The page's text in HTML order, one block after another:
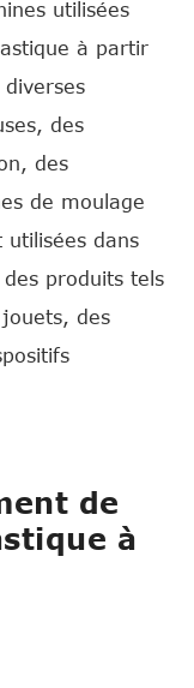
utilisées
à partir
des
des
de moulage
utilisées dans
produits tels
des
de
à